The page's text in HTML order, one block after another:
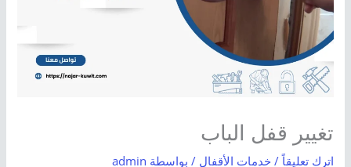
تغيير قفل الباب
اترك تعليقاً / خدمات الأقفال / بواسطة admin